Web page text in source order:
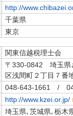
http://
千葉県
東京
関東信越税理士会
〒330-0842 埼玉県
区浅間町２丁目７番
048-643-1661 /
http://www.kzei.or.jp/
埼玉県､茨城県､栃木